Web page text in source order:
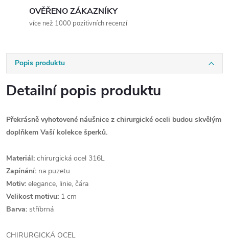
OVĚŘENO ZÁKAZNÍKY
více než 1000 pozitivních recenzí
Popis produktu
Detailní popis produktu
Překrásně vyhotovené náušnice z chirurgické oceli budou skvělým
doplňkem Vaší kolekce šperků.
Materiál: chirurgická ocel 316L
Zapínání: na puzetu
Motiv: elegance, linie, čára
Velikost motivu: 1 cm
Barva: stříbrná
CHIRURGICKÁ OCEL